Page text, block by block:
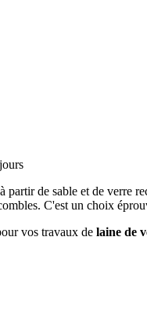
de sable et de
C'est un choix
vos travaux de laine de